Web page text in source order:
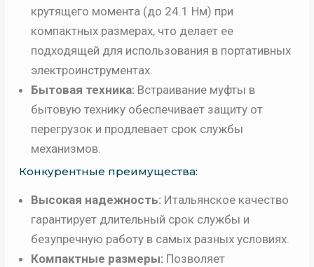
крутящего момента (до 24.1 Нм) при
компактных размерах, что делает ее
подходящей для использования в портативных
электроинструментах.
Бытовая техника:Встраивание муфты в
бытовую технику обеспечивает защиту от
перегрузок и продлевает срок службы
механизмов.
Конкурентные преимущества:
Высокая надежность:Итальянское качество
гарантирует длительный срок службы и
безупречную работу в самых разных условиях.
Компактные размеры:Позволяет